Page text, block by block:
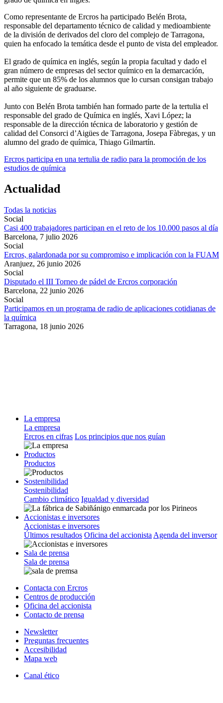
Como representante de Ercros ha participado Belén Brota,
responsable del departamento técnico de calidad y medioambiente
de la división de derivados del cloro del complejo de Tarragona,
quien ha enfocado la temática desde el punto de vista del empleador.
El grado de química en inglés, según la propia facultad y dado el
gran número de empresas del sector químico en la demarcación,
permite que un 85% de los alumnos que lo cursan consigan trabajo
al año siguiente de graduarse.
Junto con Belén Brota también han formado parte de la tertulia el
responsable del grado de Química en inglés, Xavi López; la
responsable de la dirección técnica de laboratorio y gestión de
calidad del Consorci d’Aigües de Tarragona, Josepa Fàbregas, y un
alumno del grado de química, Thiago Gilmartín.
Ercros participa en una tertulia de radio para la promoción de los
estudios de química
Actualidad
Todas la noticias
Social
Casi 400 trabajadores participan en el reto de los 10.000 pasos al día
Barcelona, 7 julio 2026
Social
Ercros, galardonada por su compromiso e implicación con la FUAM
Aranjuez, 26 junio 2026
Social
Disputado el III Torneo de pádel de Ercros corporación
Barcelona, 22 junio 2026
Social
Participamos en un programa de radio de aplicaciones cotidianas de
la química
Tarragona, 18 junio 2026
La empresa
La empresa
Ercros en cifras Los principios que nos guían
Productos
Productos
Sostenibilidad
Sostenibilidad
Cambio climático Igualdad y diversidad
Accionistas e inversores
Accionistas e inversores
Últimos resultados Oficina del accionista Agenda del inversor
Sala de prensa
Sala de prensa
Contacta con Ercros
Centros de producción
Oficina del accionista
Contacto de prensa
Newsletter
Preguntas frecuentes
Accesibilidad
Mapa web
Canal ético